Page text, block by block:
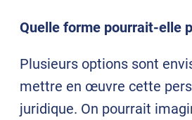
Quelle forme pourrait-elle
Plusieurs options sont
mettre en œuvre cette
juridique. On pourrait